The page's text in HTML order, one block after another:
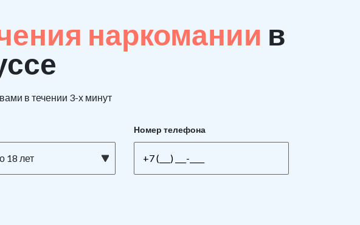
наркомании в
в течении 3-х минут
18 лет
Номер телефона